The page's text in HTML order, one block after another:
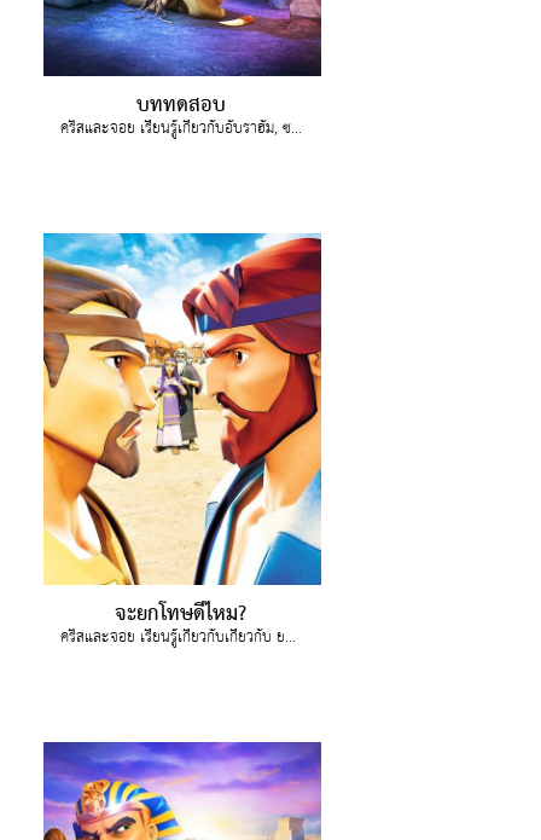
บททดสอบ
คริสและจอย เรียนรู้เกี่ยวกับอับราฮัม, ซารา, อิสอัค และความลึกลับของผู้สื่อสารของพระเจ้า
จะยกโทษดีไหม?
คริสและจอย เรียนรู้เกี่ยวกับเกี่ยวกับ ยาโคบและเอซาว และพลังแห่งการให้อภัย